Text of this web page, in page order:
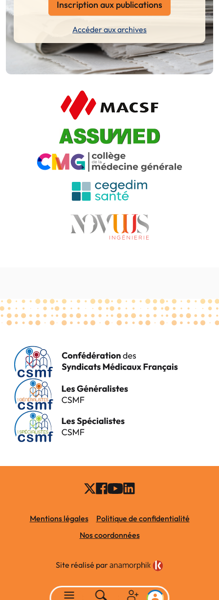
Inscription aux publications
Accéder aux archives
Mentions légales
Politique de confidentialité
Nos coordonnées
Site réalisé par